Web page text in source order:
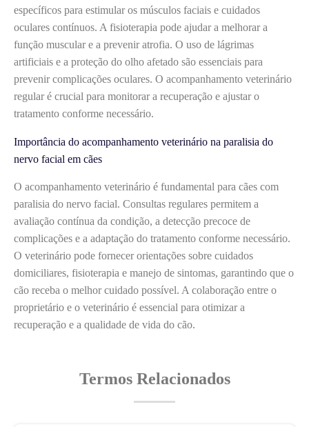
específicos para estimular os músculos faciais e cuidados
oculares contínuos. A fisioterapia pode ajudar a melhorar a
função muscular e a prevenir atrofia. O uso de lágrimas
artificiais e a proteção do olho afetado são essenciais para
prevenir complicações oculares. O acompanhamento veterinário
regular é crucial para monitorar a recuperação e ajustar o
tratamento conforme necessário.
Importância do acompanhamento veterinário na paralisia do
nervo facial em cães
O acompanhamento veterinário é fundamental para cães com
paralisia do nervo facial. Consultas regulares permitem a
avaliação contínua da condição, a detecção precoce de
complicações e a adaptação do tratamento conforme necessário.
O veterinário pode fornecer orientações sobre cuidados
domiciliares, fisioterapia e manejo de sintomas, garantindo que o
cão receba o melhor cuidado possível. A colaboração entre o
proprietário e o veterinário é essencial para otimizar a
recuperação e a qualidade de vida do cão.
Termos Relacionados